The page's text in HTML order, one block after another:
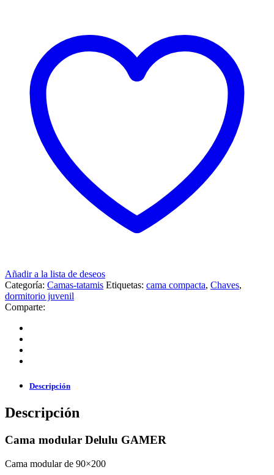
Añadir a la lista de deseos
Categoría: Camas-tatamis Etiquetas: cama compacta, Chaves,
dormitorio juvenil
Comparte:
Descripción
Descripción
Cama modular Delulu GAMER
Cama modular de 90×200